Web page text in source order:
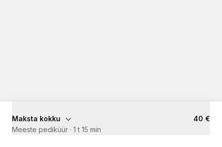
Maksta kokku
40 €
Meeste pediküür · 1 t 15 min